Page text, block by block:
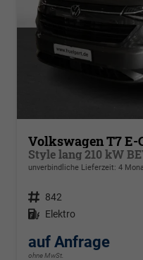
Volkswagen T7 E-
unverbindliche Lieferzeit: 4
Fahrzeugnr. 842
Kraftstoff Elektro
auf Anfrage
ohne MwSt.